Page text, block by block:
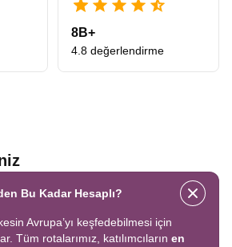
8B+
4.8 değerlendirme
Bu Kadar Hesaplı?
Avrupa’yı keşfedebilmesi için
Tüm rotalarımız, katılımcıların en